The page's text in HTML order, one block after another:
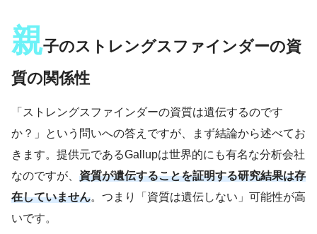
親子のストレングスファインダーの資
質の関係性
「ストレングスファインダーの資質は遺伝するのです
か？」という問いへの答えですが、まず結論から述べてお
きます。提供元であるGallupは世界的にも有名な分析会社
なのですが、 資質が遺伝することを証明する研究結果は存
在していません。つまり「資質は遺伝しない」可能性が高
いです。